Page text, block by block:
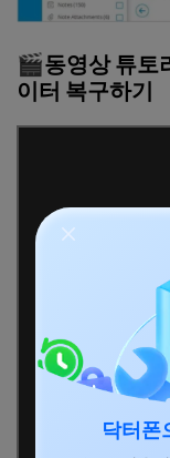
🎬동영상 튜토
이터 복구하기
닥터폰